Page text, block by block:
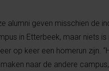
alumni geven misschien de
in Etterbeek, maar niets
op keer een homerun
naar de andere